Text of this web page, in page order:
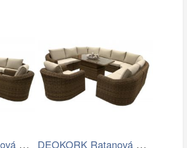
DEOKORK Ratanová modulová sestava… DEOKORK Ratanová modulová jídelní…